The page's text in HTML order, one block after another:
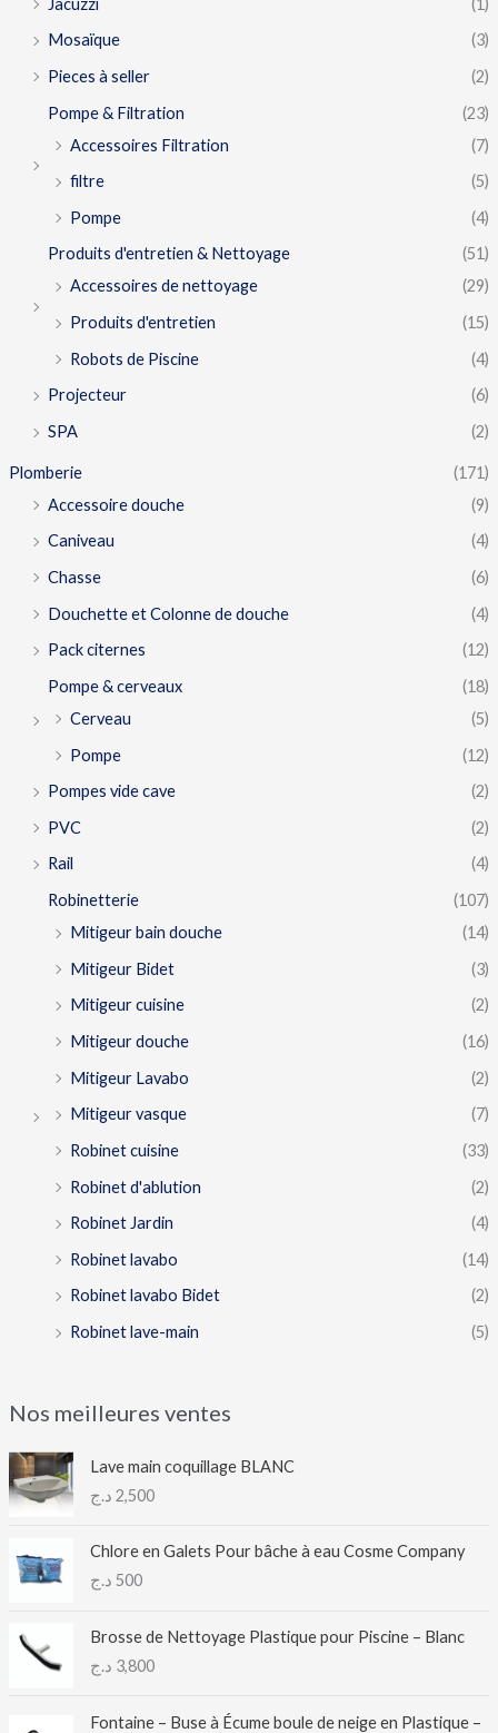
Mosaïque
(3)
Pieces à seller
(2)
Pompe & Filtration
(23)
Accessoires Filtration
(7)
filtre
(5)
Pompe
(4)
Produits d'entretien & Nettoyage
(51)
Accessoires de nettoyage
(29)
Produits d'entretien
(15)
Robots de Piscine
(4)
Projecteur
(6)
SPA
(2)
Plomberie
(171)
Accessoire douche
(9)
Caniveau
(4)
Chasse
(6)
Douchette et Colonne de douche
(4)
Pack citernes
(12)
Pompe & cerveaux
(18)
Cerveau
(5)
Pompe
(12)
Pompes vide cave
(2)
PVC
(2)
Rail
(4)
Robinetterie
(107)
Mitigeur bain douche
(14)
Mitigeur Bidet
(3)
Mitigeur cuisine
(2)
Mitigeur douche
(16)
Mitigeur Lavabo
(2)
Mitigeur vasque
(7)
Robinet cuisine
(33)
Robinet d'ablution
(2)
Robinet Jardin
(4)
Robinet lavabo
(14)
Robinet lavabo Bidet
(2)
Robinet lave-main
(5)
Nos meilleures ventes
Lave main coquillage BLANC
2,500 د.ج
Chlore en Galets Pour bâche à eau Cosme Company
500 د.ج
Brosse de Nettoyage Plastique pour Piscine – Blanc
3,800 د.ج
Fontaine – Buse à Écume boule de neige en Plastique –